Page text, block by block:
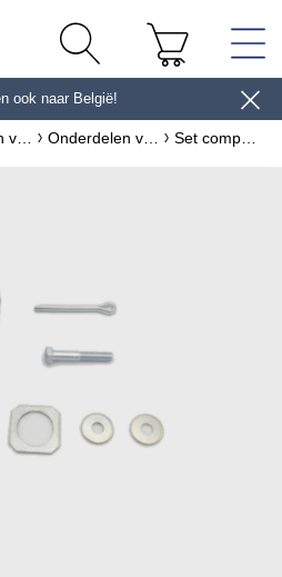
en ontvang 10 € *
ook naar België!